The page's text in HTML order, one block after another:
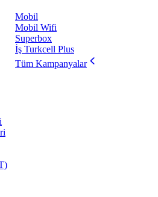
Mobil
Mobil Wifi
Superbox
İş Turkcell Plus
Tüm Kampanyalar